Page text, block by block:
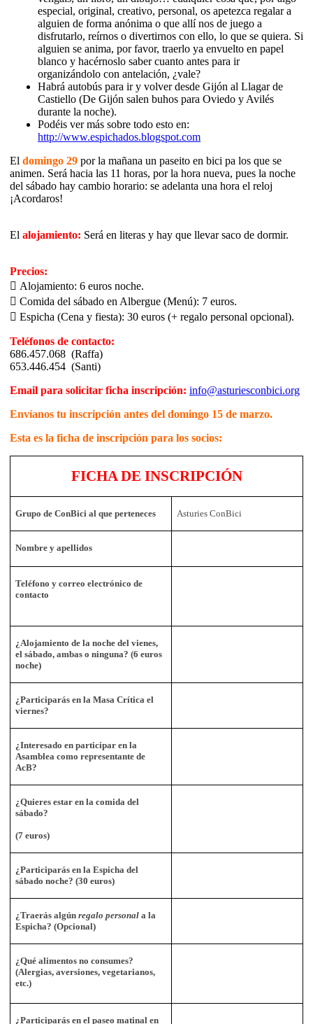
especial, original, creativo, personal, os apetezca regalar a
alguien de forma anónima o que allí nos de juego a
disfrutarlo, reírnos o divertirnos con ello, lo que se quiera. Si
alguien se anima, por favor, traerlo ya envuelto en papel
blanco y hacérnoslo saber cuanto antes para ir
organizándolo con antelación, ¿vale?
Habrá autobús para ir y volver desde Gijón al Llagar de
Castiello (De Gijón salen buhos para Oviedo y Avilés
durante la noche).
Podéis ver más sobre todo esto en:
http://www.espichados.blogspot.com
El domingo 29 por la mañana un paseito en bici pa los que se
animen. Será hacia las 11 horas, por la hora nueva, pues la noche
del sábado hay cambio horario: se adelanta una hora el reloj
¡Acordaros!
El alojamiento: Será en literas y hay que llevar saco de dormir.
Precios:
 Alojamiento: 6 euros noche.
 Comida del sábado en Albergue (Menú): 7 euros.
 Espicha (Cena y fiesta): 30 euros (+ regalo personal opcional).
Teléfonos de contacto:
686.457.068 (Raffa)
653.446.454 (Santi)
Email para solicitar ficha inscripción: info@asturiesconbici.org
Envíanos tu inscripción antes del domingo 15 de marzo.
Esta es la ficha de inscripción para los socios:
FICHA DE INSCRIPCIÓN
Grupo deConBici al que perteneces Asturies ConBici
Nombre y apellidos
Teléfono y correo electrónico de
contacto
¿Alojamiento de la noche del vienes,
el sábado, ambas o ninguna? (6 euros
noche)
¿Participarás en la Masa Crítica el
viernes?
¿Interesado en participar en la
Asamblea como representante de
AcB?
¿Quieres estar en la comida del
sábado?
(7 euros)
¿Participarás en la Espicha del
sábado noche? (30 euros)
¿Traerás algúnregalo personal a la
Espicha? (Opcional)
¿Qué alimentos no consumes?
(Alergias, aversiones, vegetarianos,
etc.)
¿Participarás en el paseo matinal en